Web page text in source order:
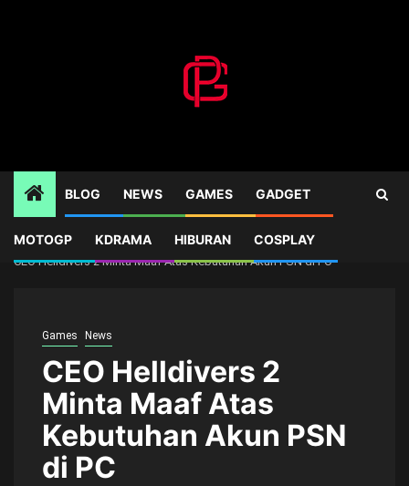
BLOG NEWS GAMES GADGET
MOTOGP KDRAMA HIBURAN COSPLAY
Home
Games
CEO Helldivers 2 Minta Maaf Atas Kebutuhan Akun PSN di PC
Games News
CEO Helldivers 2
Minta Maaf Atas
Kebutuhan Akun PSN
di PC